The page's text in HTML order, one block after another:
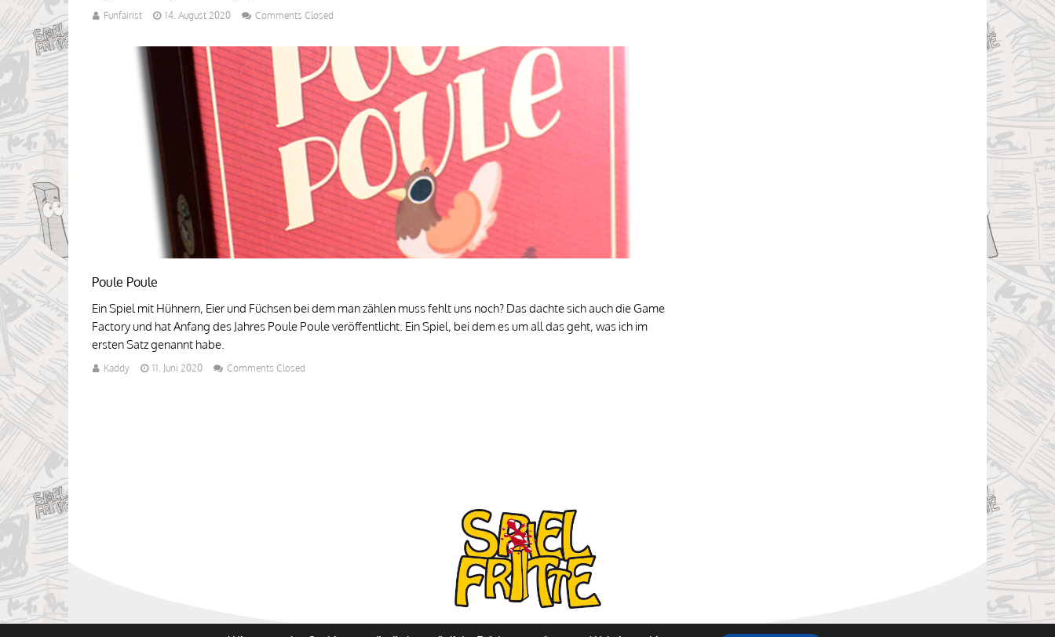
Funfairist 14. August 2020 Comments Closed
Poule Poule
Ein Spiel mit Hühnern, Eier und Füchsen bei dem man zählen muss fehlt uns noch? Das dachte sich auch die Game
Factory und hat Anfang des Jahres Poule Poule veröffentlicht. Ein Spiel, bei dem es um all das geht, was ich im
ersten Satz genannt habe.
Kaddy 11. Juni 2020 Comments Closed